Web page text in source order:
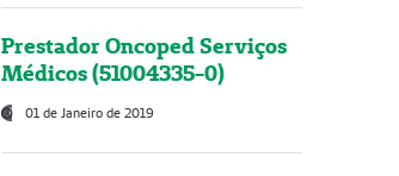
Prestador Oncoped Serviços
Médicos (51004335-0)
01 de Janeiro de 2019